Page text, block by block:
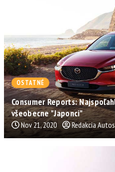
OSTATNÉ
Consumer Reports:
všeobecne "Japonci"
Nov 21, 2020 Redakcia